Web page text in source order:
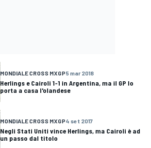
MONDIALE CROSS MXGP5 mar 2018
Herlings e Cairoli 1-1 in Argentina, ma il GP lo
porta a casa l'olandese
MONDIALE CROSS MXGP4 set 2017
Negli Stati Uniti vince Herlings, ma Cairoli è ad
un passo dal titolo